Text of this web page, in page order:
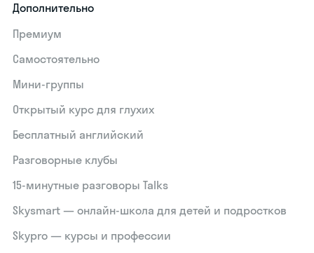
Дополнительно
Премиум
Самостоятельно
Мини-группы
Открытый курс для глухих
Бесплатный английский
Разговорные клубы
15‑минутные разговоры Talks
Skysmart — онлайн-школа для детей и подростков
Skypro — курсы и профессии